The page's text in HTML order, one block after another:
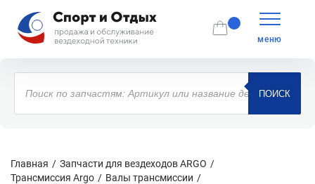
меню
Поиск
товаров
ПОИСК
Главная
Запчасти для вездеходов ARGO
Трансмиссия Argo
Валы трансмиссии